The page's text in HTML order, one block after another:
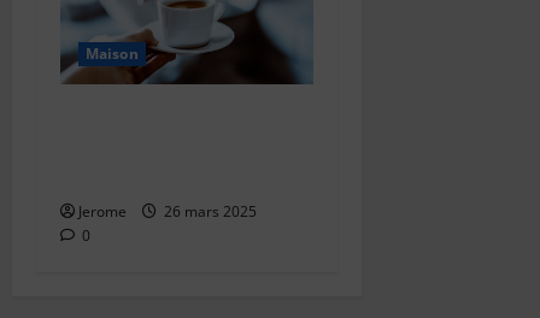
Maison
Jerome
26 mars 2025
0